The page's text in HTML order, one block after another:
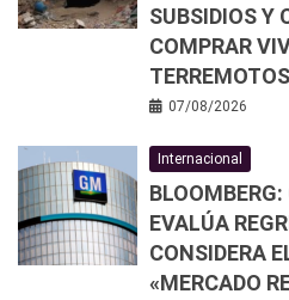
SUBSIDIOS Y
COMPRAR
TERREMOTOS
07/08/2026
Internacional
EVALÚA
CONSIDERA
«MERCADO